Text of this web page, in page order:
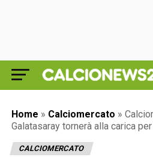
Home » Calciomercato »
Galatasaray tornerà alla carica
CALCIOMERCATO